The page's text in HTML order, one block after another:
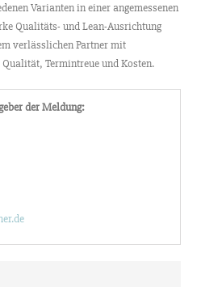
Varianten in einer angemessenen
Qualitäts- und Lean-Ausrichtung
verlässlichen Partner mit
Termintreue und Kosten.
der Meldung: